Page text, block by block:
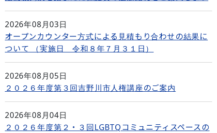
2026年08月03日
オープンカウンター方式による見積もり合わせの結果に
ついて （実施日 令和８年７月３１日）
2026年08月05日
２０２６年度第３回吉野川市人権講座のご案内
2026年08月04日
２０２６年度第２・３回LGBTQコミュニティスペースの